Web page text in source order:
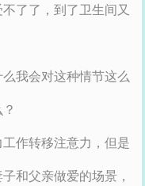
了了，到了卫生间又
我会对这种情节这么
作转移注意力，但是
和父亲做爱的场景，